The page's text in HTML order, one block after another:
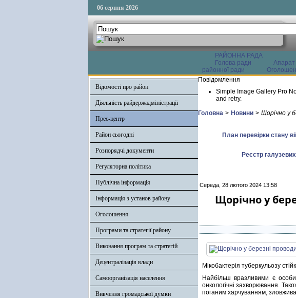
06 серпня 2026
РАЙОННА РАДА
Голова ради
Апарат
районної ради
Відомості про район
Діяльність райдержадміністрації
Прес-центр
Район сьогодні
Розпорядчі документи
Регуляторна політика
Публічна інформація
Інформація з установ району
Оголошення
Програми та стратегії району
Виконання програм та стратегій
Децентралізація влади
Самоорганізація населення
Вивчення громадської думки
Повідомлення
Simple Image Gallery Pro
and retry.
Головна > Новини > Щорічно у
План перевірки стану
Реєстр
Середа, 28 лютого 2024 13:58
Щорічно у
Мікобактерія туберкульозу
Найбільш вразливими є
онкологічні захворювання.
поганим харчуванням,